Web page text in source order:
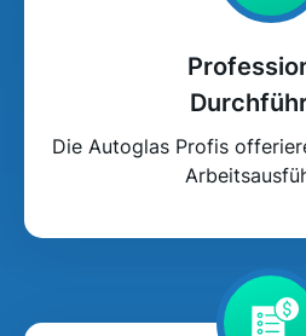
Die Autoglas Profis